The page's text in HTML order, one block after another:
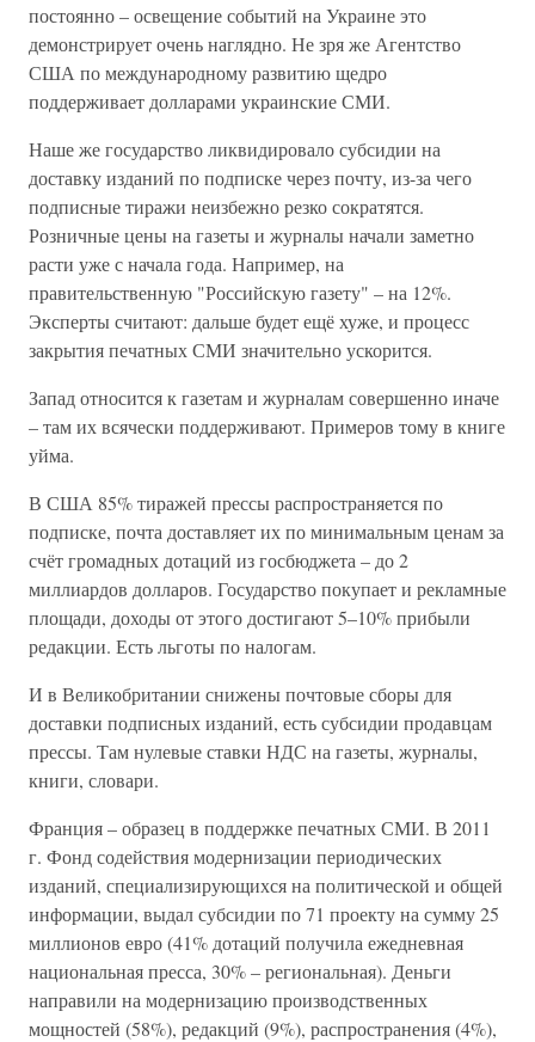
постоянно – освещение событий на Украине это
демонстрирует очень наглядно. Не зря же Агентство
США по международному развитию щедро
поддерживает долларами украинские СМИ.
Наше же государство ликвидировало субсидии на
доставку изданий по подписке через почту, из-за чего
подписные тиражи неизбежно резко сократятся.
Розничные цены на газеты и журналы начали заметно
расти уже с начала года. Например, на
правительственную "Российскую газету" – на 12%.
Эксперты считают: дальше будет ещё хуже, и процесс
закрытия печатных СМИ значительно ускорится.
Запад относится к газетам и журналам совершенно иначе
– там их всячески поддерживают. Примеров тому в книге
уйма.
В США 85% тиражей прессы распространяется по
подписке, почта доставляет их по минимальным ценам за
счёт громадных дотаций из госбюджета – до 2
миллиардов долларов. Государство покупает и рекламные
площади, доходы от этого достигают 5–10% прибыли
редакции. Есть льготы по налогам.
И в Великобритании снижены почтовые сборы для
доставки подписных изданий, есть субсидии продавцам
прессы. Там нулевые ставки НДС на газеты, журналы,
книги, словари.
Франция – образец в поддержке печатных СМИ. В 2011
г. Фонд содействия модернизации периодических
изданий, специализирующихся на политической и общей
информации, выдал субсидии по 71 проекту на сумму 25
миллионов евро (41% дотаций получила ежедневная
национальная пресса, 30% – региональная). Деньги
направили на модернизацию производственных
мощностей (58%), редакций (9%), распространения (4%),